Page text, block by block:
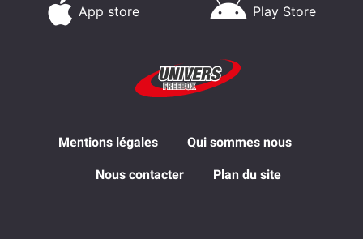
App store Play Store
Mentions légales Qui sommes nous
Nous contacter Plan du site